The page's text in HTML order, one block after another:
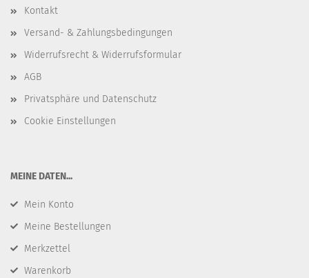
Kontakt
Versand- & Zahlungsbedingungen
Widerrufsrecht & Widerrufsformular
AGB
Privatsphäre und Datenschutz
Cookie Einstellungen
​MEINE DATEN...
Mein Konto
Meine Bestellungen
Merkzettel
Warenkorb